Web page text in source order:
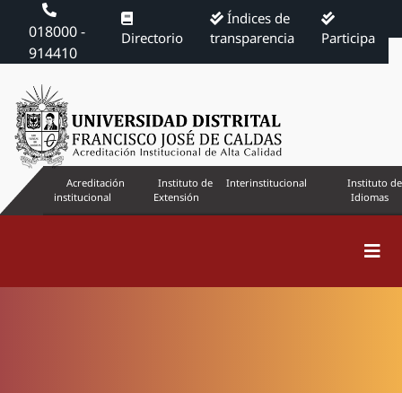
018000 -
914410
Directorio
Índices de
transparencia
Participa
Acreditación
institucional
Instituto de
Extensión
Interinstitucional
Instituto de
Idiomas